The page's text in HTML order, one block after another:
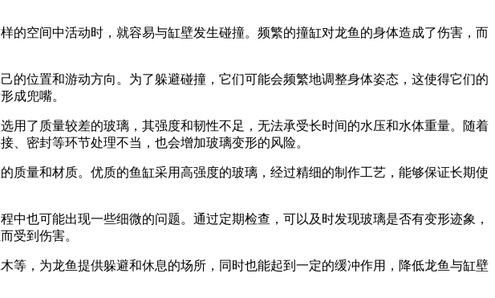
的空间中活动时，就容易与缸壁发生碰撞。频繁的撞缸对龙鱼的身体造成了伤害，而
位置和游动方向。为了躲避碰撞，它们可能会频繁地调整身体姿态，这使得它们的
成兜嘴。
用了质量较差的玻璃，其强度和韧性不足，无法承受长时间的水压和水体重量。随着
、密封等环节处理不当，也会增加玻璃变形的风险。
量和材质。优质的鱼缸采用高强度的玻璃，经过精细的制作工艺，能够保证长期使
也可能出现一些细微的问题。通过定期检查，可以及时发现玻璃是否有变形迹象，
受到伤害。
，为龙鱼提供躲避和休息的场所，同时也能起到一定的缓冲作用，降低龙鱼与缸壁